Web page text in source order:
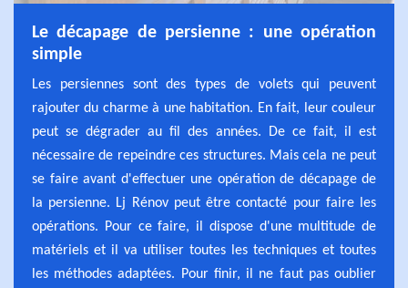
Le décapage de persienne : une opération
simple
Les persiennes sont des types de volets qui peuvent
rajouter du charme à une habitation. En fait, leur couleur
peut se dégrader au fil des années. De ce fait, il est
nécessaire de repeindre ces structures. Mais cela ne peut
se faire avant d'effectuer une opération de décapage de
la persienne. Lj Rénov peut être contacté pour faire les
opérations. Pour ce faire, il dispose d'une multitude de
matériels et il va utiliser toutes les techniques et toutes
les méthodes adaptées. Pour finir, il ne faut pas oublier